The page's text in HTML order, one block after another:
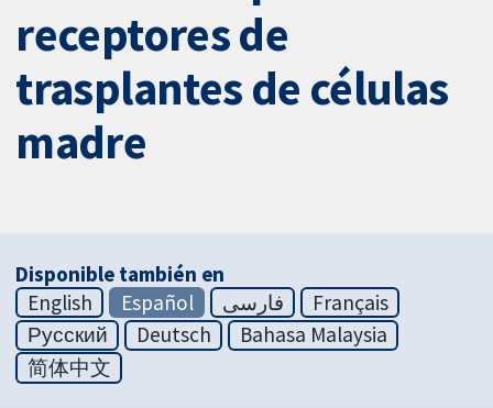
receptores de
trasplantes de células
madre
Disponible también en
English
Español فارسی
Français
Русский
Deutsch
Bahasa Malaysia
简体中文